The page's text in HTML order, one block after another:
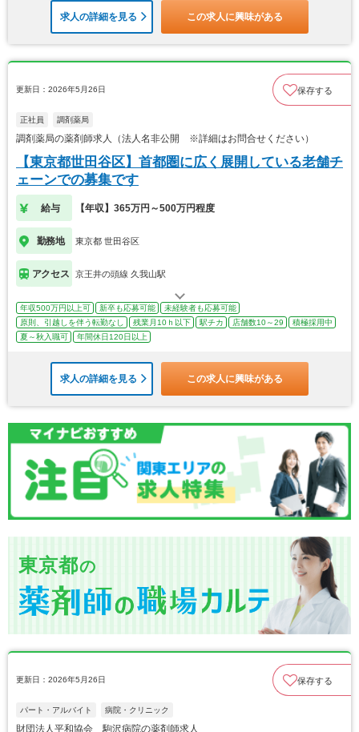
求人の詳細を見る この求人に興味がある
更新日：2026年5月26日 保存する
正社員 調剤薬局
調剤薬局の薬剤師求人（法人名非公開 ※詳細はお問合せください）
【東京都世田谷区】首都圏に広く展開している老舗チ
ェーンでの募集です
給与 【年収】365万円～500万円程度
勤務地 東京都 世田谷区
アクセス 京王井の頭線 久我山駅
年収500万円以上可 新卒も応募可能
未経験者も応募可能
原則、引越しを伴う転勤なし
残業月10ｈ以下 駅チカ 店舗数10～29
積極採用中
夏～秋入職可
年間休日120日以上
求人の詳細を見る この求人に興味がある
東京都の
更新日：2026年5月26日 保存する
パート・アルバイト 病院・クリニック
財団法人平和協会 駒沢病院の薬剤師求人